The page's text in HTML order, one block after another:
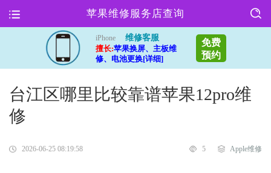
苹果维修服务店查询
iPhone
维修客服
擅长:苹果换屏、主板维
修、电池更换[详细]
免费
预约
台江区哪里比较靠谱苹果12pro维
修
2026-06-25 08:19:58 5 Apple维修